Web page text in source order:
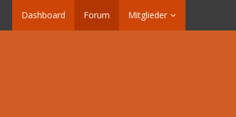
Dashboard Forum Mitglieder